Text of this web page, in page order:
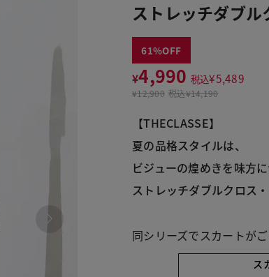
ストレッチダブル
61
¥4,990 税込¥5,489
¥12,900 税込¥14,190
【THECLASSE】
夏の品格スタイルは、
ビジューの煌めきを味方に
ストレッチダブルクロス
同シリーズでスカートがご
ス